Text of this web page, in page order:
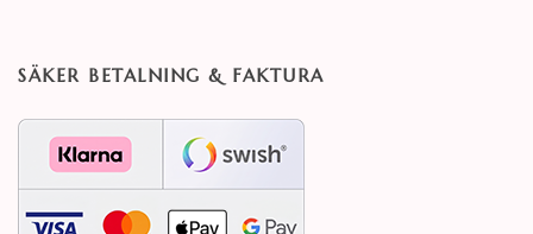
SÄKER BETALNING & FAKTURA